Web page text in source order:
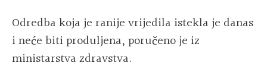
Odredba koja je ranije vrijedila istekla je danas
i neće biti produljena, poručeno je iz
ministarstva zdravstva.